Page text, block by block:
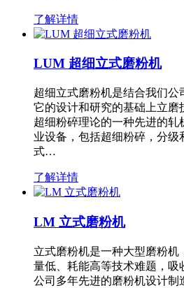
了解详情
LUM 超细立式磨粉机
超细立式磨粉机是结合我们公
它的设计和研究的基础上立磨
超细粉碎理论的一种先进的
业设备，包括超细粉碎，分
式…
了解详情
LM 立式磨粉机
立式磨粉机是一种大型磨粉
量低、耗能高等技术难题，吸
公司多年先进的磨粉机设计制